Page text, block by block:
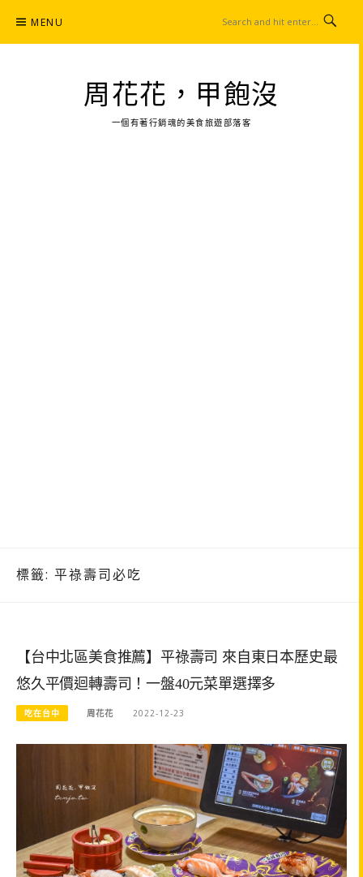
content
MENU
周花花，甲飽沒
一個有著行銷魂的美食旅遊部落客
標籤: 平祿壽司必吃
【台中北區美食推薦】平祿壽司 來自東日本歷史最
悠久平價迴轉壽司！一盤40元菜單選擇多
吃在台中 周花花 2022-12-23